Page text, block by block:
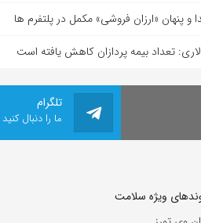
و پنهان «ارزان فروشی» مکمل در پلتفرم ها
تعداد بیمه پردازان کاهش یافته است
تلگرام
ما را دنبال کنید
ویژه سلامت